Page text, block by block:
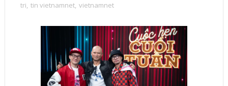
tri, tin vietnamnet, vietnamnet